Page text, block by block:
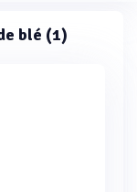
blé (1)